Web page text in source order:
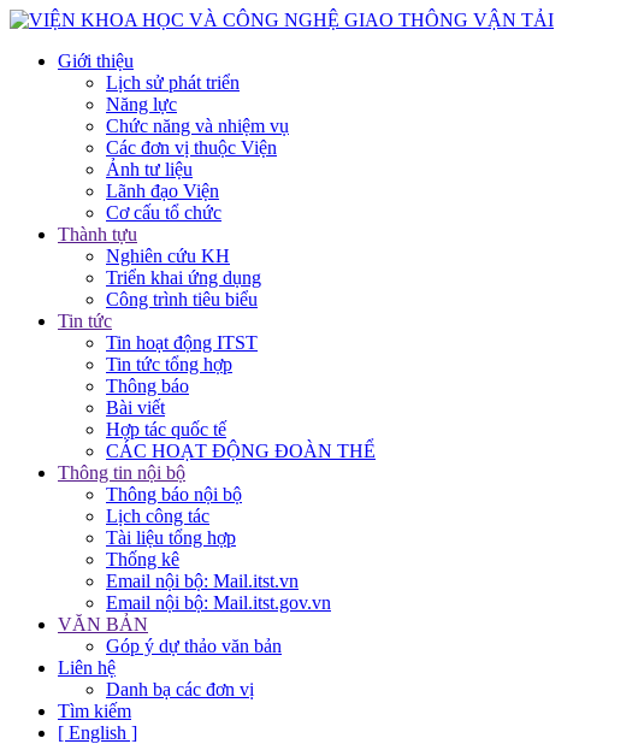
Giới thiệu
Lịch sử phát triển
Năng lực
Chức năng và nhiệm vụ
Các đơn vị thuộc Viện
Ảnh tư liệu
Lãnh đạo Viện
Cơ cấu tổ chức
Thành tựu
Nghiên cứu KH
Triển khai ứng dụng
Công trình tiêu biểu
Tin tức
Tin hoạt động ITST
Tin tức tổng hợp
Thông báo
Bài viết
Hợp tác quốc tế
CÁC HOẠT ĐỘNG ĐOÀN THỂ
Thông tin nội bộ
Thông báo nội bộ
Lịch công tác
Tài liệu tổng hợp
Thống kê
Email nội bộ: Mail.itst.vn
Email nội bộ: Mail.itst.gov.vn
VĂN BẢN
Góp ý dự thảo văn bản
Liên hệ
Danh bạ các đơn vị
Tìm kiếm
[ English ]